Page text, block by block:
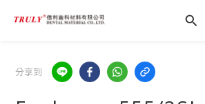
分享到